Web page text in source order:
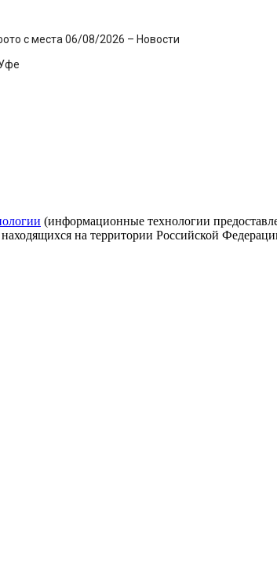
с места 06/08/2026 – Новости
(информационные технологии
на территории Российской